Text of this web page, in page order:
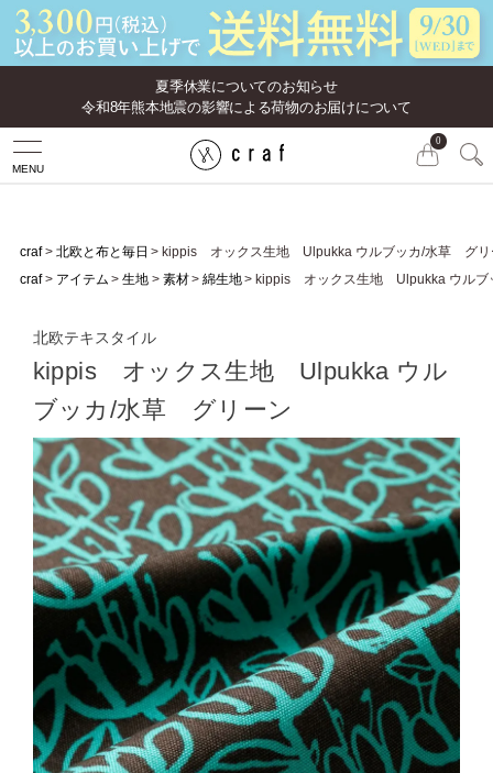
夏季休業についてのお知らせ
令和8年熊本地震の影響による荷物のお届けについて
MENU
0
craf 北欧と布と毎日
kippis オックス生地 Ulpukka ウルブッカ/水草 グリ
craf
アイテム 生地 素材 綿生地 kippis オックス生地 Ulpukka ウルブ
北欧テキスタイル
kippis オックス生地 Ulpukka ウル
ブッカ/水草 グリーン